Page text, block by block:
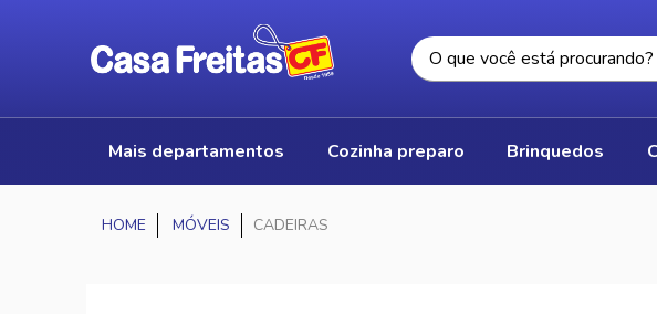
mais departamentos cozinha preparo brinquedos
MÓVEIS CADEIRAS